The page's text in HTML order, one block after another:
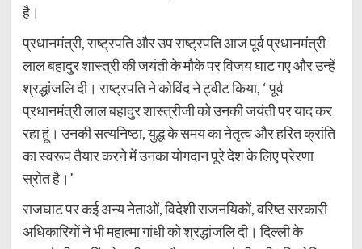
है।
प्रधानमंत्री, राष्ट्रपति और उप राष्ट्रपति आज पूर्व प्रधानमंत्री
लाल बहादुर शास्त्री की जयंती के मौके पर विजय घाट गए और उन्हें
श्रद्धांजलि दी। राष्ट्रपति ने कोविंद ने ट्वीट किया, ‘ पूर्व
प्रधानमंत्री लाल बहादुर शास्त्रीजी को उनकी जयंती पर याद कर
रहा हूं। उनकी सत्यनिष्ठा, युद्ध के समय का नेतृत्व और हरित क्रांति
का स्वरूप तैयार करने में उनका योगदान पूरे देश के लिए प्रेरणा
स्रोत है।’
राजघाट पर कई अन्य नेताओं, विदेशी राजनयिकों, वरिष्ठ सरकारी
अधिकारियों ने भी महात्मा गांधी को श्रद्धांजलि दी। दिल्ली के